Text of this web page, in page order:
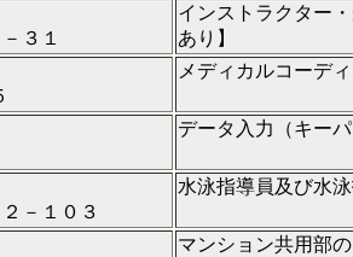
３１
インストラクター
あり】
メディカルコーデ
データ入力（キー
－１０３
水泳指導員及び水
マンション共用部